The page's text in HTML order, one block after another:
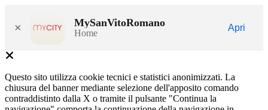
× MySanVitoRomano
Home
Apri
Questo sito utilizza cookie tecnici e statistici anonimizzati. La
chiusura del banner mediante selezione dell'apposito comando
contraddistinto dalla X o tramite il pulsante "Continua la